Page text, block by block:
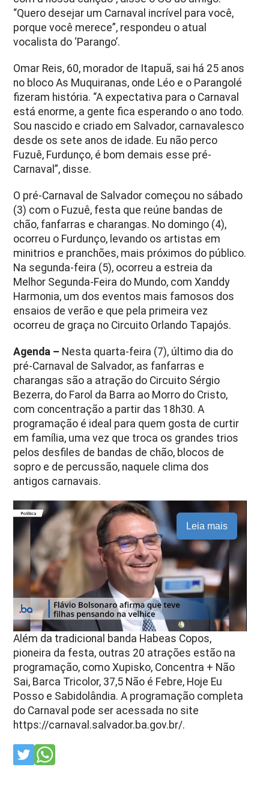
“Quero desejar um Carnaval incrível para você,
porque você merece”, respondeu o atual
vocalista do ‘Parango’.
Omar Reis, 60, morador de Itapuã, sai há 25 anos
no bloco As Muquiranas, onde Léo e o Parangolé
fizeram história. “A expectativa para o Carnaval
está enorme, a gente fica esperando o ano todo.
Sou nascido e criado em Salvador, carnavalesco
desde os sete anos de idade. Eu não perco
Fuzuê, Furdunço, é bom demais esse pré-
Carnaval”, disse.
O pré-Carnaval de Salvador começou no sábado
(3) com o Fuzuê, festa que reúne bandas de
chão, fanfarras e charangas. No domingo (4),
ocorreu o Furdunço, levando os artistas em
minitrios e pranchões, mais próximos do público.
Na segunda-feira (5), ocorreu a estreia da
Melhor Segunda-Feira do Mundo, com Xanddy
Harmonia, um dos eventos mais famosos dos
ensaios de verão e que pela primeira vez
ocorreu de graça no Circuito Orlando Tapajós.
Agenda – Nesta quarta-feira (7), último dia do
pré-Carnaval de Salvador, as fanfarras e
charangas são a atração do Circuito Sérgio
Bezerra, do Farol da Barra ao Morro do Cristo,
com concentração a partir das 18h30. A
programação é ideal para quem gosta de curtir
em família, uma vez que troca os grandes trios
pelos desfiles de bandas de chão, blocos de
sopro e de percussão, naquele clima dos
antigos carnavais.
Leia mais
Além da tradicional banda Habeas Copos,
pioneira da festa, outras 20 atrações estão na
programação, como Xupisko, Concentra + Não
Sai, Barca Tricolor, 37,5 Não é Febre, Hoje Eu
Posso e Sabidolândia. A programação completa
do Carnaval pode ser acessada no site
https://carnaval.salvador.ba.gov.br/.